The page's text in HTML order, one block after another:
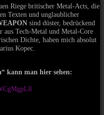
Riege britischer Metal-Acts, die
Texten und unglaublicher
sind düster, bedrückend
aus Tech-Metal und Metal-Core
Dichte, haben mich absolut
Kopec.
kann man hier sehen: